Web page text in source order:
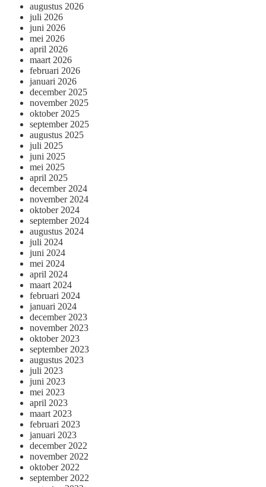
augustus 2026
juli 2026
juni 2026
mei 2026
april 2026
maart 2026
februari 2026
januari 2026
december 2025
november 2025
oktober 2025
september 2025
augustus 2025
juli 2025
juni 2025
mei 2025
april 2025
december 2024
november 2024
oktober 2024
september 2024
augustus 2024
juli 2024
juni 2024
mei 2024
april 2024
maart 2024
februari 2024
januari 2024
december 2023
november 2023
oktober 2023
september 2023
augustus 2023
juli 2023
juni 2023
mei 2023
april 2023
maart 2023
februari 2023
januari 2023
december 2022
november 2022
oktober 2022
september 2022